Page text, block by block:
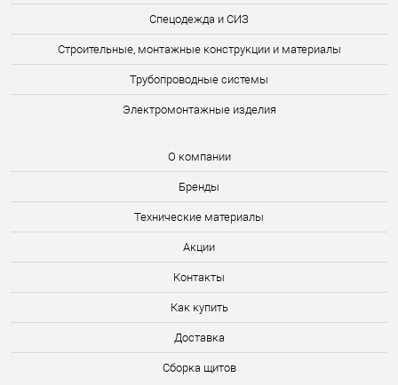
Спецодежда и СИЗ
Строительные, монтажные конструкции и материалы
Трубопроводные системы
Электромонтажные изделия
О компании
Бренды
Технические материалы
Акции
Контакты
Как купить
Доставка
Сборка щитов